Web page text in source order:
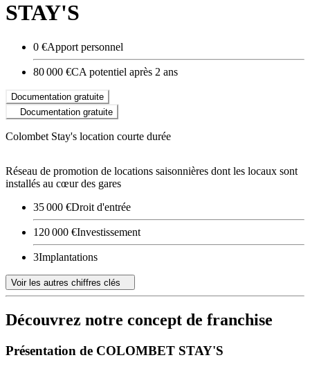
STAY'S
0 €Apport personnel
80 000 €CA potentiel après 2 ans
Documentation gratuite
Documentation gratuite
Colombet Stay's location courte durée
Réseau de promotion de locations saisonnières dont les locaux sont
installés au cœur des gares
35 000 €Droit d'entrée
120 000 €Investissement
3Implantations
Voir les autres chiffres clés
Découvrez notre concept de franchise
Présentation de COLOMBET STAY'S